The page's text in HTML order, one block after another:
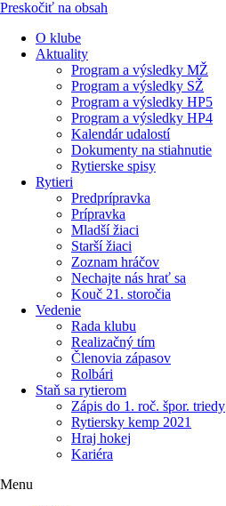
Preskočiť na obsah
O klube
Aktuality
Program a výsledky MŽ
Program a výsledky SŽ
Program a výsledky HP5
Program a výsledky HP4
Kalendár udalostí
Dokumenty na stiahnutie
Rytierske spisy
Rytieri
Predprípravka
Prípravka
Mladší žiaci
Starší žiaci
Zoznam hráčov
Nechajte nás hrať sa
Kouč 21. storočia
Vedenie
Rada klubu
Realizačný tím
Členovia zápasov
Rolbári
Staň sa rytierom
Zápis do 1. roč. špor. triedy
Rytiersky kemp 2021
Hraj hokej
Kariéra
Menu